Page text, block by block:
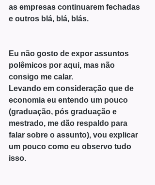
as empresas continuarem fechadas
e outros blá, blá, blás.
Eu não gosto de expor assuntos
polêmicos por aqui, mas não
consigo me calar.
Levando em consideração que de
economia eu entendo um pouco
(graduação, pós graduação e
mestrado, me dão respaldo para
falar sobre o assunto), vou explicar
um pouco como eu observo tudo
isso.